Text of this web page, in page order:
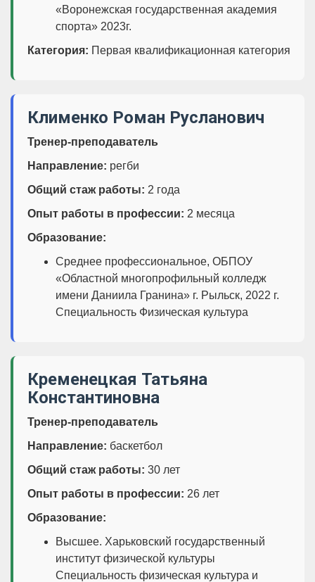
«Воронежская государственная академия
спорта» 2023г.
Категория: Первая квалификационная категория
Клименко Роман Русланович
Тренер-преподаватель
Направление: регби
Общий стаж работы: 2 года
Опыт работы в профессии: 2 месяца
Образование:
Среднее профессиональное, ОБПОУ
«Областной многопрофильный колледж
имени Даниила Гранина» г. Рыльск, 2022 г.
Специальность Физическая культура
Кременецкая Татьяна
Константиновна
Тренер-преподаватель
Направление: баскетбол
Общий стаж работы: 30 лет
Опыт работы в профессии: 26 лет
Образование:
Высшее. Харьковский государственный
институт физической культуры
Специальность физическая культура и